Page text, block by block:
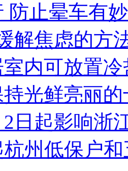
防止晕车有
解焦虑的方
内可放置
光鲜亮丽
2日起影响浙
杭州低保户